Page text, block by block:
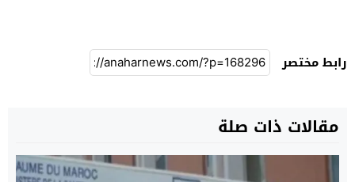
رابط مختصر
مقالات ذات صلة